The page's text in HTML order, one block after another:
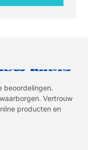
beoordelingen.
Vertrouw
producten en